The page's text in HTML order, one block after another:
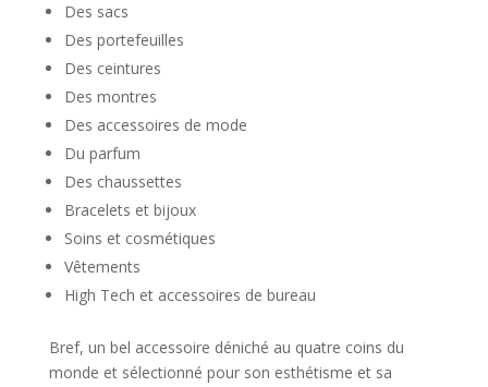
Des sacs
Des portefeuilles
Des ceintures
Des montres
Des accessoires de mode
Du parfum
Des chaussettes
Bracelets et bijoux
Soins et cosmétiques
Vêtements
High Tech et accessoires de bureau
Bref, un bel accessoire déniché au quatre coins du
monde et sélectionné pour son esthétisme et sa